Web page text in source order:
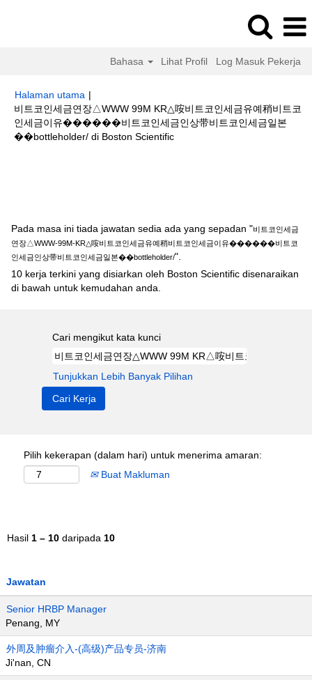
Bahasa Lihat Profil Log Masuk Pekerja
Halaman utama |
비트코인세금연장△WWW 99M KR△咹비트코인세금유예稍비트코
인세금이유����‍��비트코인세금인상带비트코인세금일본
��bottleholder/ di Boston Scientific(halaman
Pada masa ini tiada jawatan sedia ada yang sepadan "비트코인세금
연장△WWW-99M-KR△咹비트코인세금유예稍비트코인세금이유����‍��비트코
인세금인상带비트코인세금일본��bottleholder/".
10 kerja terkini yang disiarkan oleh Boston Scientific disenaraikan
di bawah untuk kemudahan anda.
Cari mengikut kata kunci
Tunjukkan Lebih Banyak Pilihan
Pilih kekerapan (dalam hari) untuk menerima amaran:
Buat Makluman
Hasil 1 – 10 daripada 10
Jawatan
Senior HRBP Manager
Penang, MY
外周及肿瘤介入-(高级)产品专员-济南
Ji'nan, CN